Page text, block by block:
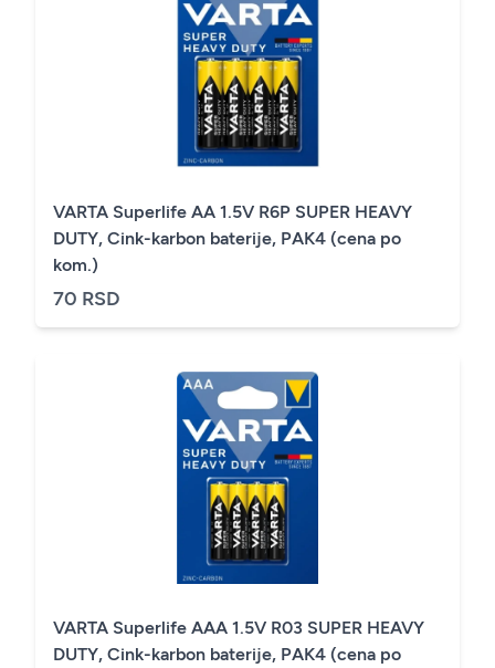
VARTA Superlife AA 1.5V R6P SUPER HEAVY
DUTY, Cink-karbon baterije, PAK4 (cena po
kom.)
70 RSD
VARTA Superlife AAA 1.5V R03 SUPER HEAVY
DUTY, Cink-karbon baterije, PAK4 (cena po